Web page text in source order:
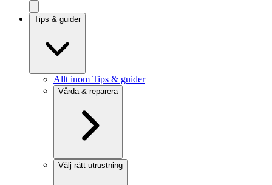
Tips & guider
Allt inom Tips & guider
Vårda & reparera
Välj rätt utrustning